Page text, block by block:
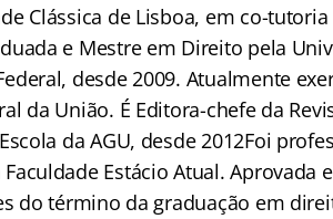
Clássica de Lisboa, em co-
e Mestre em Direito pela
desde 2009. Atualmente
da União. É Editora-chefe da
da AGU, desde 2012Foi
Estácio Atual.
do término da graduação em